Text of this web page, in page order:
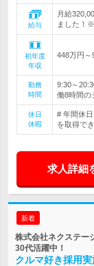
給与
月給
ました！
初年度
年収
448万円～
勤務
時間
9:30～
働8時間の
休日
休暇
# 年間休
を取得で
求人詳細
新着
株式会社ネクステー
30代活躍中！
クルマ好き採用